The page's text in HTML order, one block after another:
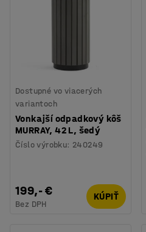
Dostupné vo viacerých
variantoch
Vonkajší odpadkový kôš
MURRAY, 42 L, šedý
Číslo výrobku: 240249
199,- €
Bez DPH
KÚPIŤ